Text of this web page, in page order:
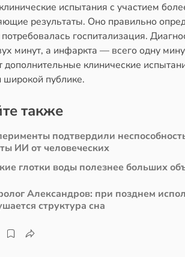
испытания с участием
результаты. Оно правильно
госпитализация.
минут, а инфаркта — всего одну
дополнительные клинические
широкой публике.
также
подтвердили
ИИ от человеческих
глотки воды полезнее больших
Александров: при позднем
структура сна